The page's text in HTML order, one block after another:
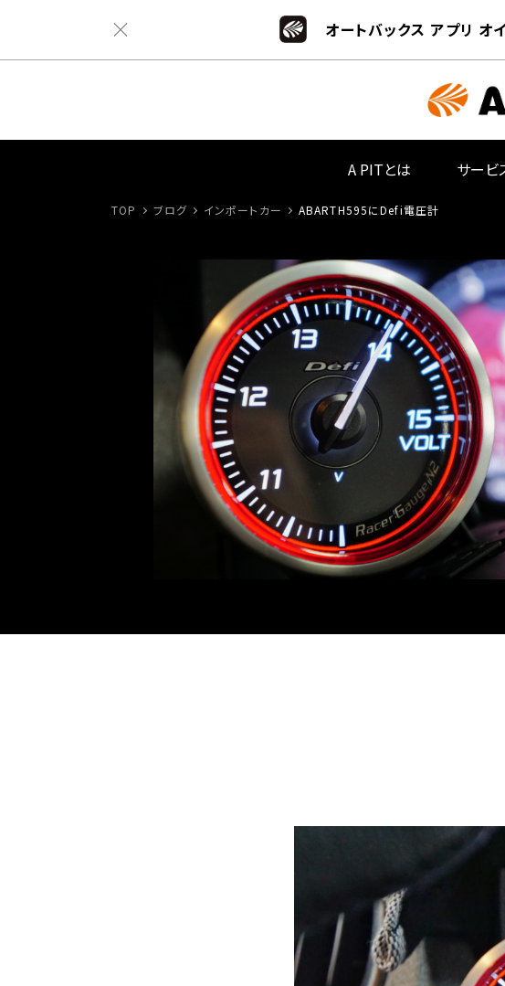
オートバックス アプリ オ
A PITとは サービ
TOP ブログ インポートカー ABARTH595にDefi電圧計